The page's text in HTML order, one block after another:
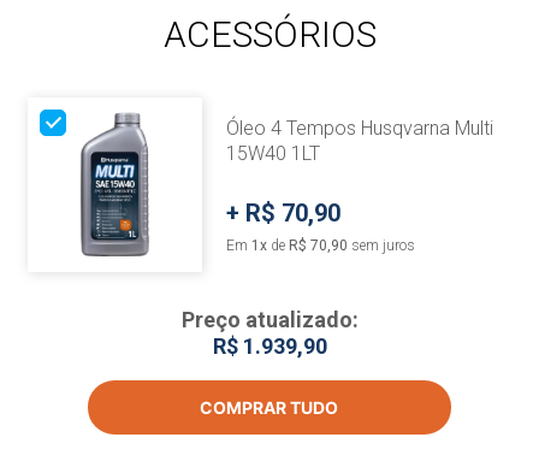
ACESSÓRIOS
Óleo 4 Tempos Husqvarna Multi
15W40 1LT
+ R$ 70,90
Em 1 x de R$ 70,90 sem juros
Preço atualizado:
R$ 1.939,90
COMPRAR TUDO